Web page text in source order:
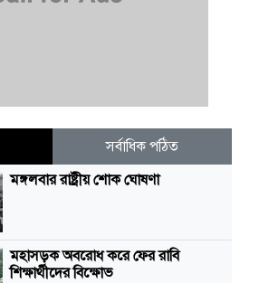
সর্বাধিক পঠিত
মঙ্গলবার রাষ্ট্রীয় শোক ঘোষণা
মহাসড়ক অবরোধ করে ফের রাবি
শিক্ষার্থীদের বিক্ষোভ